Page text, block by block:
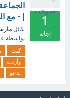
تصويتات
1
إجابة
| - مع
سُئل مارس
بواسطة
كنتَ
وأردتَ
تدعو